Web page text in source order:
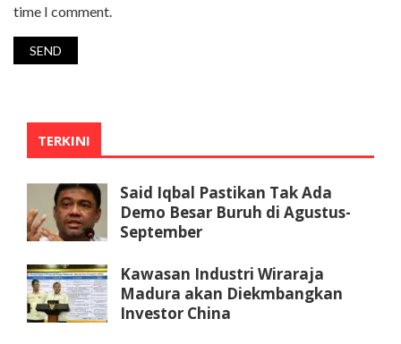
time I comment.
TERKINI
Said Iqbal Pastikan Tak Ada
Demo Besar Buruh di Agustus-
September
Kawasan Industri Wiraraja
Madura akan Diekmbangkan
Investor China